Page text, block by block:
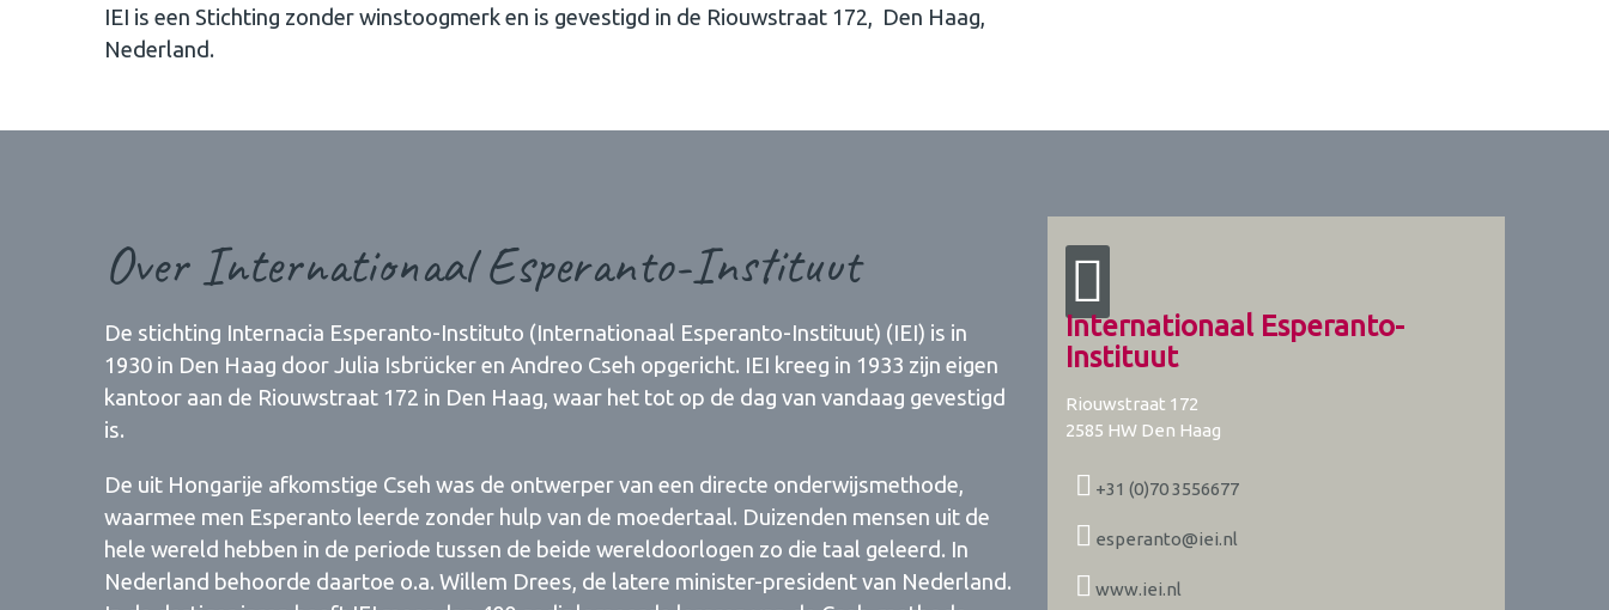
IEI is een Stichting zonder winstoogmerk en is gevestigd in de Riouwstraat 172, Den Haag,
Nederland.
Over Internationaal Esperanto-Instituut
De stichting Internacia Esperanto-Instituto (Internationaal Esperanto-Instituut) (IEI) is in
1930 in Den Haag door Julia Isbrücker en Andreo Cseh opgericht. IEI kreeg in 1933 zijn eigen
kantoor aan de Riouwstraat 172 in Den Haag, waar het tot op de dag van vandaag gevestigd
is.
De uit Hongarije afkomstige Cseh was de ontwerper van een directe onderwijsmethode,
waarmee men Esperanto leerde zonder hulp van de moedertaal. Duizenden mensen uit de
hele wereld hebben in de periode tussen de beide wereldoorlogen zo die taal geleerd. In
Nederland behoorde daartoe o.a. Willem Drees, de latere minister-president van Nederland.
Internationaal Esperanto-
Instituut
Riouwstraat 172
2585 HW Den Haag
+31 (0)70 3556677
esperanto@iei.nl
www.iei.nl